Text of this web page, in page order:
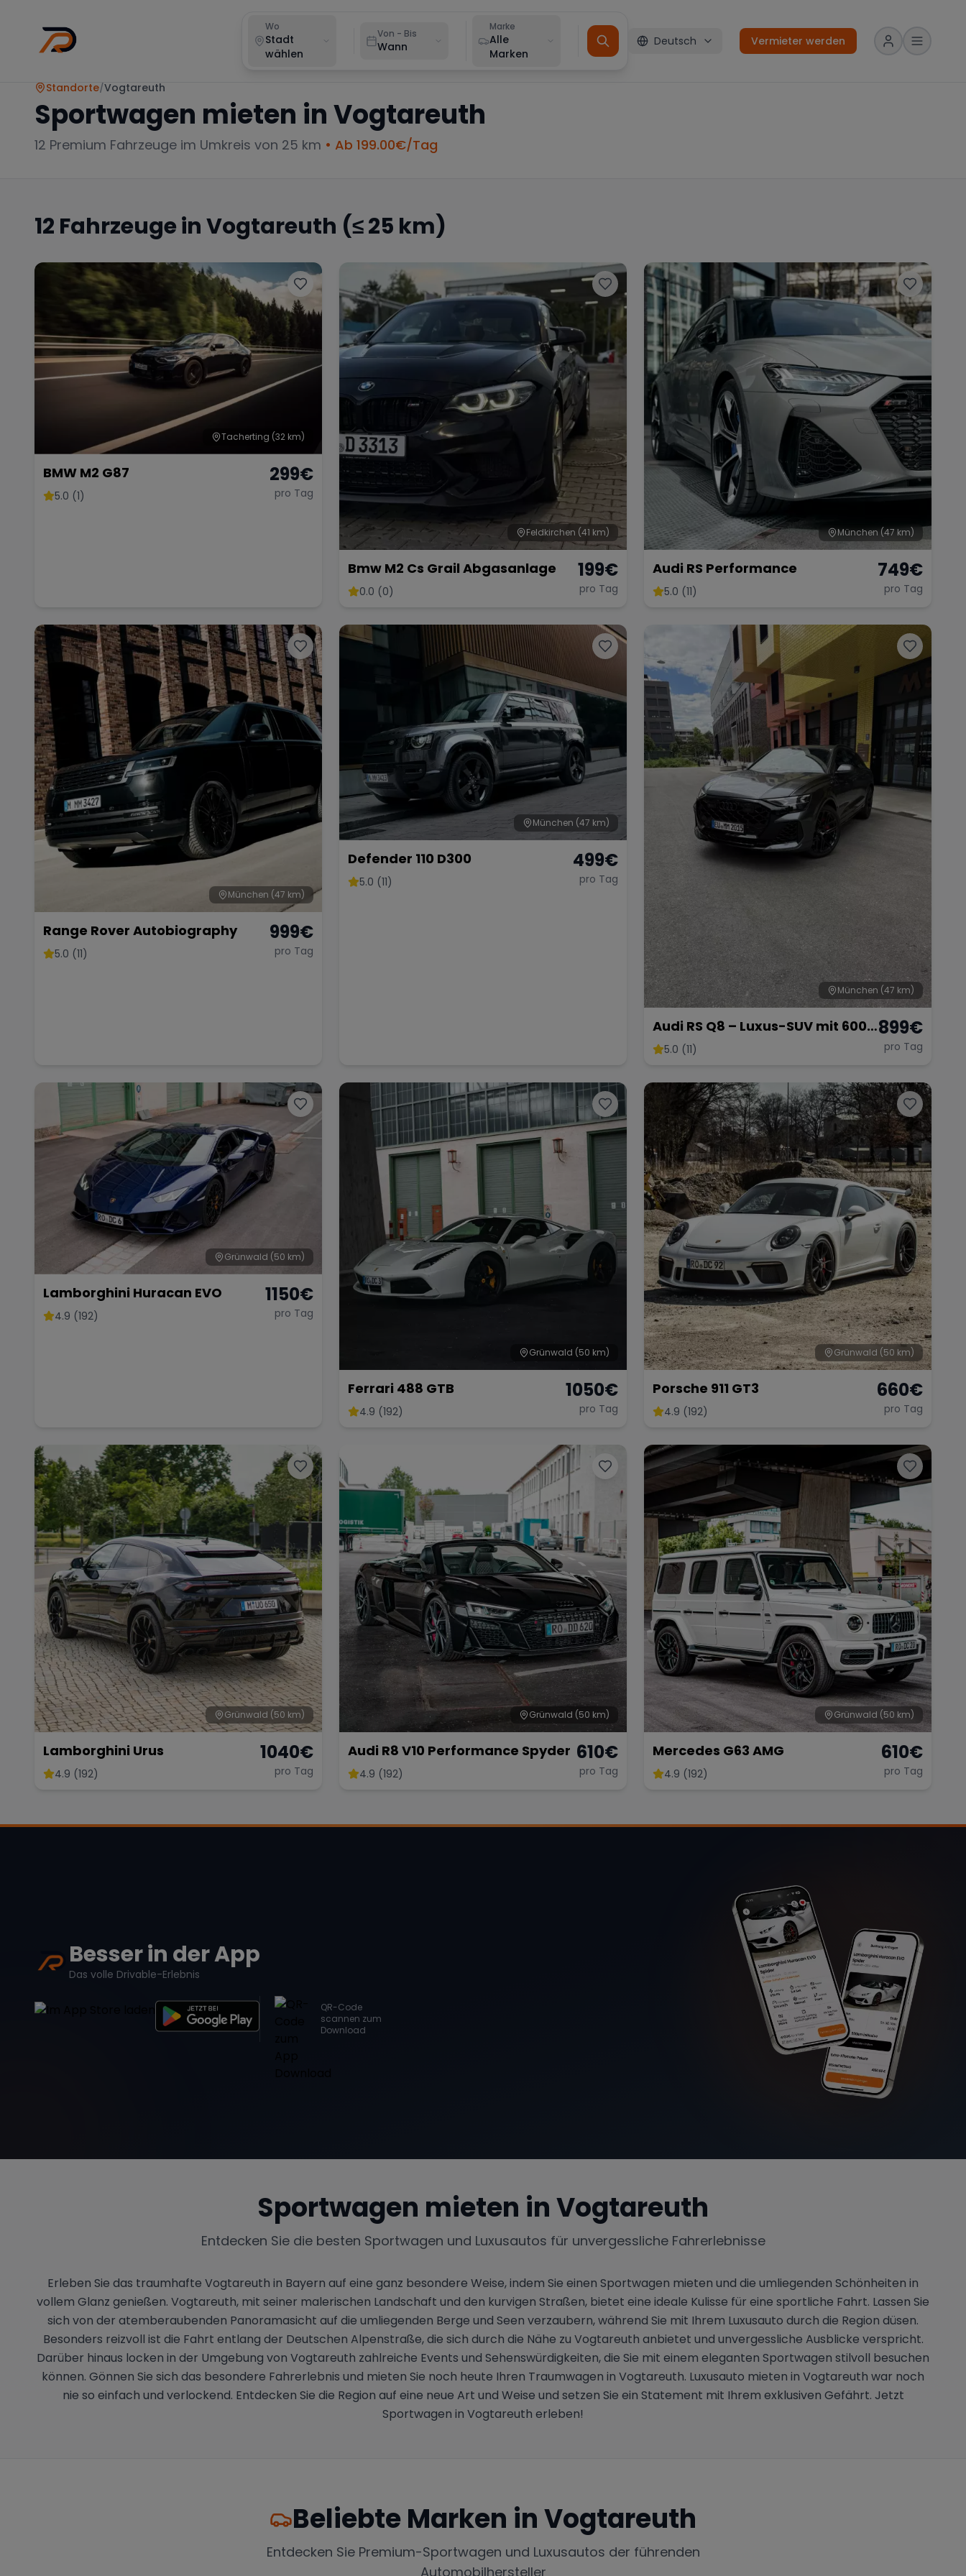
Wo
Stadt
wählen
Von - Bis
Wann
Marke
Alle
Marken
Deutsch Vermieter werden
Standorte/Vogtareuth
Sportwagen mieten inVogtareuth
12 Premium Fahrzeuge im Umkreis von 25 km • Ab 199.00€/Tag
12 Fahrzeuge inVogtareuth (≤ 25 km)
Tacherting (32 km)
BMW M2 G87
5.0 (1)
299€
pro Tag
Feldkirchen (41 km)
Bmw M2 Cs Grail Abgasanlage
0.0 (0)
199€
pro Tag
München(47 km)
Audi RS Performance
5.0 (11)
749€
pro Tag
München (47 km)
Range Rover Autobiography
5.0 (11)
999€
pro Tag
München (47 km)
Defender 110 D300
5.0 (11)
499€
pro Tag
München (47 km)
Audi RS Q8 – Luxus-SUV mit 600
PS5.0 (11)
899€
pro Tag
Grünwald (50 km)
Lamborghini Huracan EVO
4.9 (192)
1150€
pro Tag
Grünwald (50 km)
Ferrari 488 GTB
4.9 (192)
1050€
pro Tag
Grünwald (50 km)
Porsche 911 GT3
4.9 (192)
660€
pro Tag
Grünwald (50 km)
Lamborghini Urus
4.9 (192)
1040€
pro Tag
Grünwald (50 km)
Audi R8 V10 Performance Spyder
4.9 (192)
610€
pro Tag
Grünwald (50 km)
Mercedes G63 AMG
4.9 (192)
610€
pro Tag
Besser in der App
Das volle Drivable-Erlebnis
QR-Code
scannen zum
Download
Sportwagen mieten inVogtareuth
Entdecken Sie die besten Sportwagen und Luxusautos für unvergessliche Fahrerlebnisse
Erleben Sie das traumhafte Vogtareuth in Bayern auf eine ganz besondere Weise, indem Sie einen Sportwagen mieten und die umliegenden Schönheiten in
vollem Glanz genießen. Vogtareuth, mit seiner malerischen Landschaft und den kurvigen Straßen, bietet eine ideale Kulisse für eine sportliche Fahrt. Lassen Sie
sich von der atemberaubenden Panoramasicht auf die umliegenden Berge und Seen verzaubern, während Sie mit Ihrem Luxusauto durch die Region düsen.
Besonders reizvoll ist die Fahrt entlang der Deutschen Alpenstraße, die sich durch die Nähe zu Vogtareuth anbietet und unvergessliche Ausblicke verspricht.
Darüber hinaus locken in der Umgebung von Vogtareuth zahlreiche Events und Sehenswürdigkeiten, die Sie mit einem eleganten Sportwagen stilvoll besuchen
können. Gönnen Sie sich das besondere Fahrerlebnis und mieten Sie noch heute Ihren Traumwagen in Vogtareuth. Luxusauto mieten in Vogtareuth war noch
nie so einfach und verlockend. Entdecken Sie die Region auf eine neue Art und Weise und setzen Sie ein Statement mit Ihrem exklusiven Gefährt. Jetzt
Sportwagen in Vogtareuth erleben!
Beliebte Marken inVogtareuth
Entdecken Sie Premium-Sportwagen und Luxusautos der führenden
Automobilhersteller